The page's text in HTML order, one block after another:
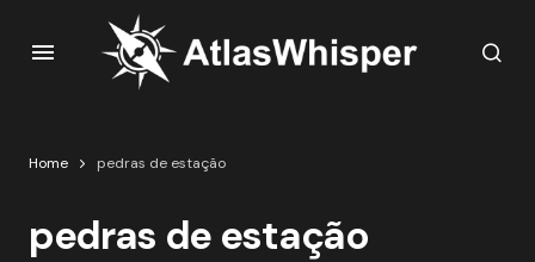
Home pedras de estação
pedras de estação